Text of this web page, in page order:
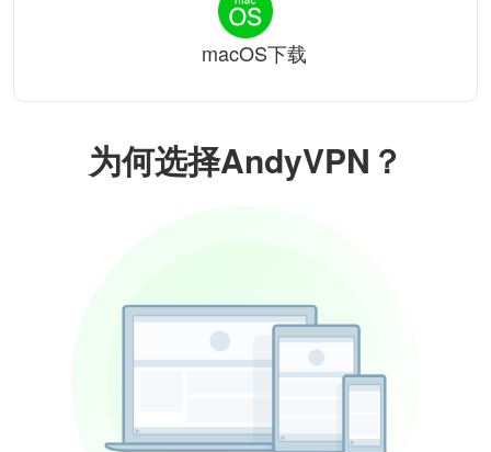
为何选择AndyVPN？
macOS下载